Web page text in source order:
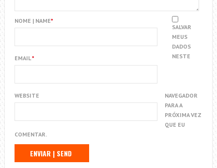
NOME | NAME*
EMAIL*
WEBSITE
SALVAR
MEUS
DADOS
NESTE
NAVEGADOR
PARA A
PRÓXIMA VEZ
QUE EU
COMENTAR.